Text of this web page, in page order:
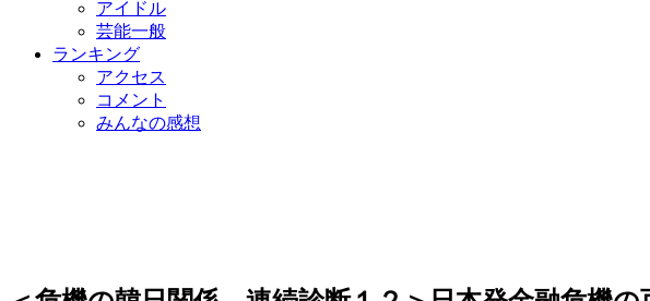
アイドル
芸能一般
ランキング
アクセス
コメント
みんなの感想